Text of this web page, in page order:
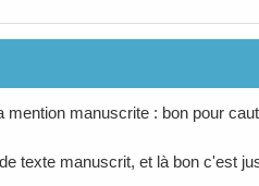
mention manuscrite : bon pour
texte manuscrit, et là bon c'est